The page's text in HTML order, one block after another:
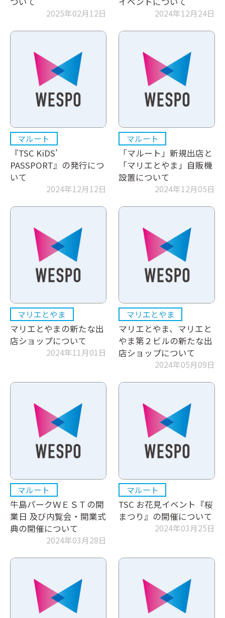
2025年02月12日 2024年12月24日
マルート
『TSC KiDS’
PASSPORT』の発行につ
いて
2024年12月12日
マルート
「マルート」新規出店と
「マリエとやま」自販機
設置について
2024年12月05日
マリエとやま
マリエとやまの新たな出
店ショップについて
2024年11月01日
マリエとやま
マリエとやま、マリエと
やま第２ビルの新たな出
店ショップについて
2024年05月09日
マルート
牛島パークＷＥＳＴの開
業日 及び内覧会・開業式
典の開催について
2024年03月28日
マルート
TSC お花見イベント『桜
まつり』の開催について
2024年03月25日